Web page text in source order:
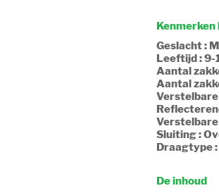
Geslacht :
Leeftijd : 9-
Aantal
Aantal
Verstelbare
Verstelbare
Sluiting :
Draagtype :
De inhoud